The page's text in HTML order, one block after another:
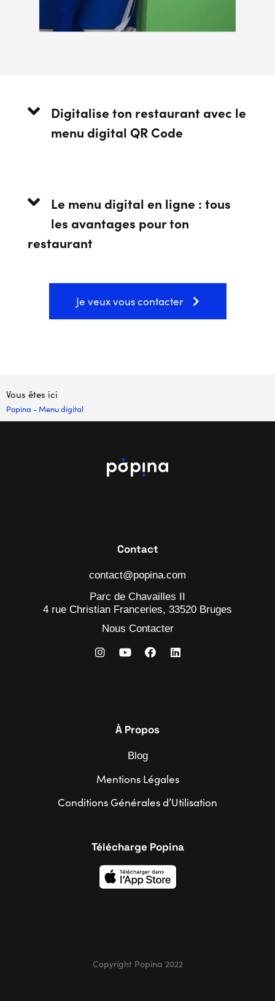
Digitalise ton restaurant avec le
menu digital QR Code
Le menu digital en ligne : tous
les avantages pour ton
restaurant
Je veux vous contacter
Vous êtes ici
Popina -Menu digital
Contact
contact@popina.com
Parc de Chavailles II
4 rue Christian Franceries, 33520 Bruges
Nous Contacter
À Propos
Blog
Mentions Légales
Conditions Générales d’Utilisation
Télécharge Popina
Copyright Popina 2022